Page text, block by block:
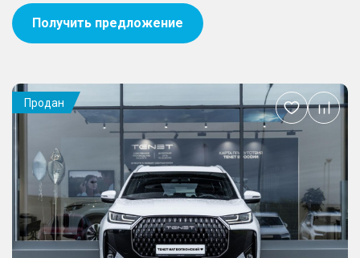
Получить предложение
Продан
Добавить
в
избранное